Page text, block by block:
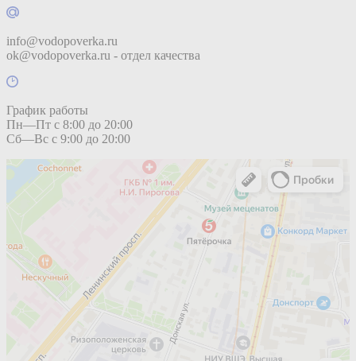
info@vodopoverka.ru
ok@vodopoverka.ru - отдел качества
График работы
Пн—Пт с 8:00 до 20:00
Сб—Вс с 9:00 до 20:00